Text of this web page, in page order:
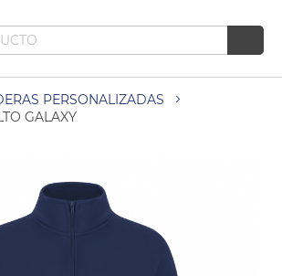
PERSONALIZADAS
GALAXY